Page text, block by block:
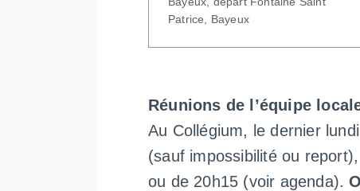
Patrice, Bayeux
Réunions de l’équipe
Au Collégium, le dernier
(sauf impossibilité ou
ou de 20h15 (voir agenda).